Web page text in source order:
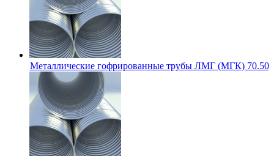
Металлические гофрированные трубы ЛМГ (МГК) 70.50